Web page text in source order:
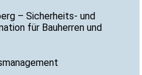
– Sicherheits- und
für Bauherren und